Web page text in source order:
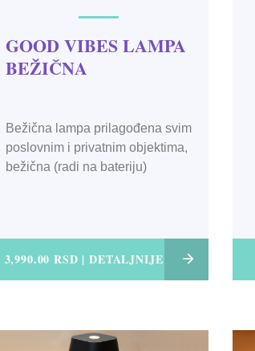
GOOD VIBES LAMPA
BEŽIČNA
Bežična lampa prilagođena svim
poslovnim i privatnim objektima,
bežična (radi na bateriju)
3,990.00 RSD | DETALJNIJE